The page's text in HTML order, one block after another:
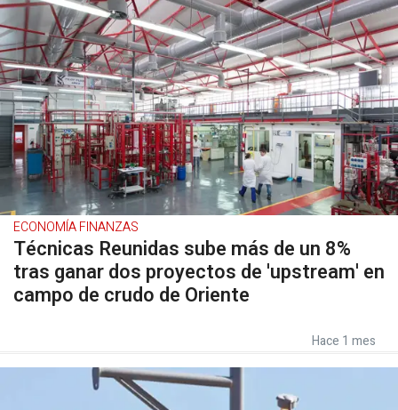
ECONOMÍA FINANZAS
Técnicas Reunidas sube más de un 8%
tras ganar dos proyectos de 'upstream' en
campo de crudo de Oriente
Hace 1 mes